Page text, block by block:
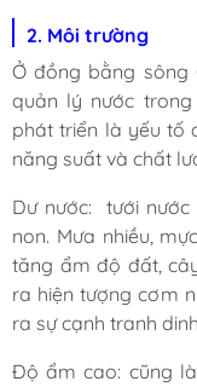
2. Môi trường
Ở đồng bằng sông
quản lý nước
phát triển là yếu tố
năng suất và chất
Dư nước: tưới
non. Mưa nhiều,
tăng ẩm độ đất,
ra hiện tượng cơm
ra sự cạnh tranh
Độ ẩm cao: cũng